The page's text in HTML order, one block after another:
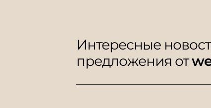
Интересные
предложения от